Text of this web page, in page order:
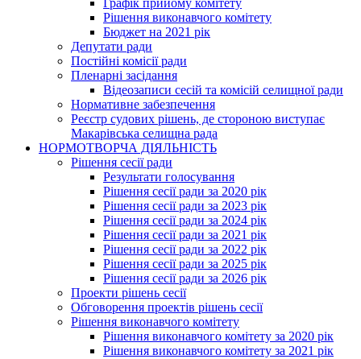
Графік прийому комітету
Рішення виконавчого комітету
Бюджет на 2021 рік
Депутати ради
Постійні комісії ради
Пленарні засідання
Відеозаписи сесій та комісій селищної ради
Нормативне забезпечення
Реєстр судових рішень, де стороною виступає
Макарівська селищна рада
НОРМОТВОРЧА ДІЯЛЬНІСТЬ
Рішення сесії ради
Результати голосування
Рішення сесії ради за 2020 рік
Рішення сесії ради за 2023 рік
Рішення сесії ради за 2024 рік
Рішення сесії ради за 2021 рік
Рішення сесії ради за 2022 рік
Рішення сесії ради за 2025 рік
Рішення сесії ради за 2026 рік
Проекти рішень сесії
Обговорення проектів рішень сесії
Рішення виконавчого комітету
Рішення виконавчого комітету за 2020 рік
Рішення виконавчого комітету за 2021 рік